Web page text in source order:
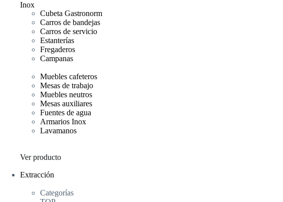
Inox
Cubeta Gastronorm
Carros de bandejas
Carros de servicio
Estanterías
Fregaderos
Campanas
Muebles cafeteros
Mesas de trabajo
Muebles neutros
Mesas auxiliares
Fuentes de agua
Armarios Inox
Lavamanos
Ver producto
Extracción
Categorías